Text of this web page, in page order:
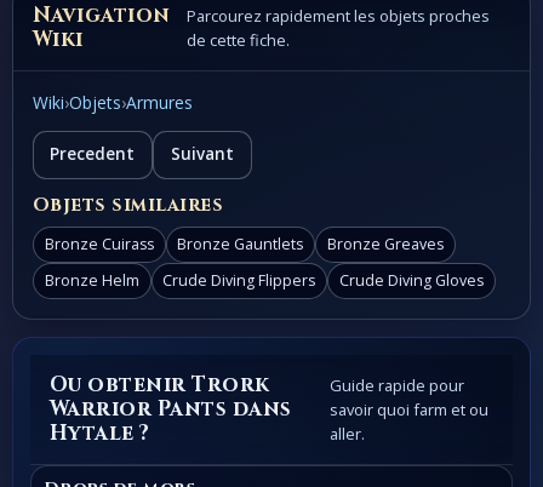
Navigation
Wiki
Parcourez rapidement les objets proches
de cette fiche.
Wiki›Objets›Armures
Precedent Suivant
Objets similaires
Bronze Cuirass Bronze Gauntlets
Bronze Greaves
Bronze Helm
Crude Diving Flippers Crude Diving Gloves
Ou obtenir Trork
Warrior Pants dans
Hytale ?
Guide rapide pour
savoir quoi farm et ou
aller.